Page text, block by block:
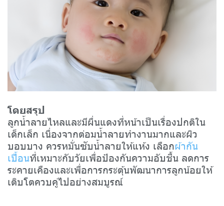
โดยสรุป
ลูกน้ำลายไหลและมีผื่นแดงที่หน้าเป็นเรื่องปกติใน
เด็กเล็ก เนื่องจากต่อมน้ำลายทำงานมากและผิว
บอบบาง ควรหมั่นซับน้ำลายให้แห้ง เลือกผ้ากัน
เปื้อนที่เหมาะกับวัยเพื่อป้องกันความอับชื้น ลดการ
ระคายเคืองและเพื่อการกระตุ้นพัฒนาการลูกน้อยให้
เติบโตควบคู่ไปอย่างสมบูรณ์